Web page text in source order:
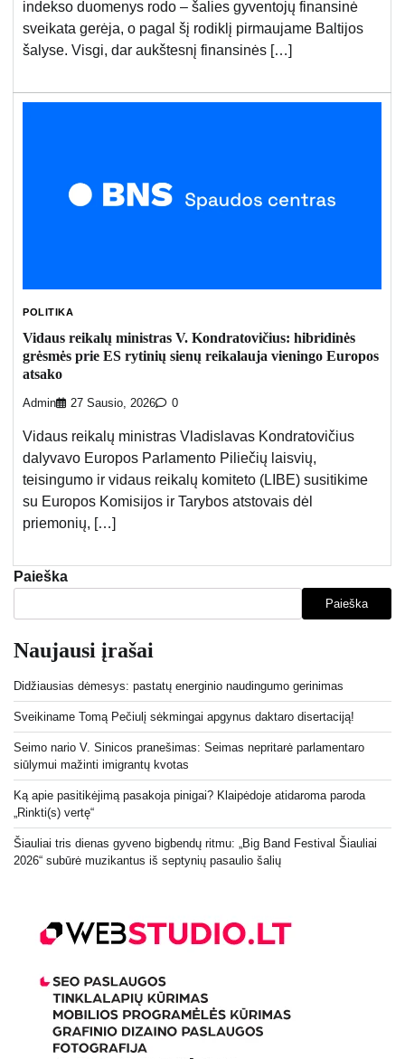
indekso duomenys rodo – šalies gyventojų finansinė
sveikata gerėja, o pagal šį rodiklį pirmaujame Baltijos
šalyse. Visgi, dar aukštesnį finansinės […]
POLITIKA
Vidaus reikalų ministras V. Kondratovičius: hibridinės
grėsmės prie ES rytinių sienų reikalauja vieningo Europos
atsako
Admin 27 Sausio, 2026 0
Vidaus reikalų ministras Vladislavas Kondratovičius
dalyvavo Europos Parlamento Piliečių laisvių,
teisingumo ir vidaus reikalų komiteto (LIBE) susitikime
su Europos Komisijos ir Tarybos atstovais dėl
priemonių, […]
Paieška
Paieška
Naujausi įrašai
Didžiausias dėmesys: pastatų energinio naudingumo gerinimas
Sveikiname Tomą Pečiulį sėkmingai apgynus daktaro disertaciją!
Seimo nario V. Sinicos pranešimas: Seimas nepritarė parlamentaro
siūlymui mažinti imigrantų kvotas
Ką apie pasitikėjimą pasakoja pinigai? Klaipėdoje atidaroma paroda
„Rinkti(s) vertę“
Šiauliai tris dienas gyveno bigbendų ritmu: „Big Band Festival Šiauliai
2026“ subūrė muzikantus iš septynių pasaulio šalių